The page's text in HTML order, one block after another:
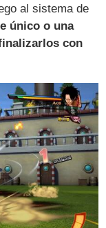
al sistema de
único o una
con